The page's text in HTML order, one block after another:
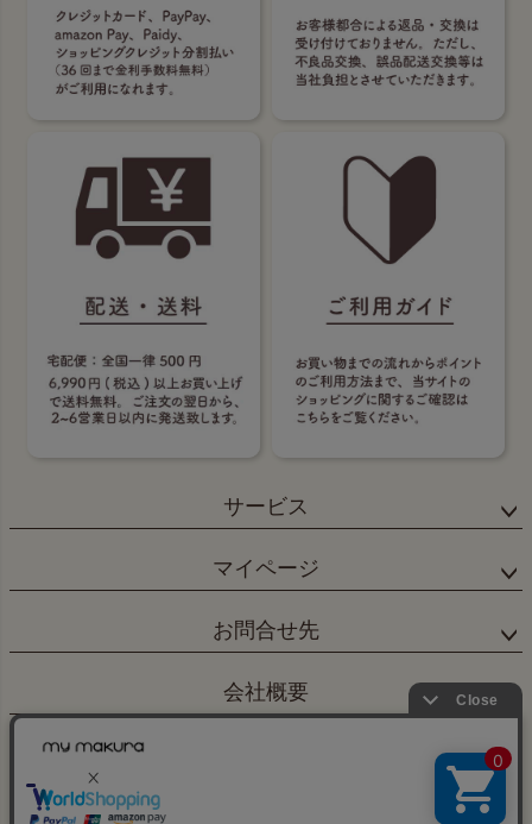
サービス
マイページ
お問合せ先
会社概要
×